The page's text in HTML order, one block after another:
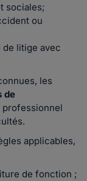
sociales;
ou
litige avec
les
de
applicables,
de fonction ;